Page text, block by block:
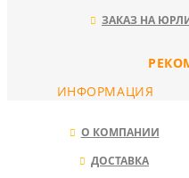
ЗАКАЗ НА
ИНФОРМАЦИЯ
О КОМПАНИИ
ДОСТАВКА